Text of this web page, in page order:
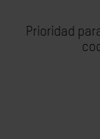
Prioridad